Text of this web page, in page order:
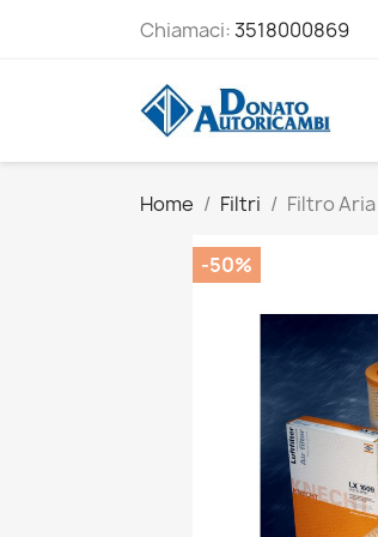
Chiamaci:3518000869
Home Filtri Filtro
-50%